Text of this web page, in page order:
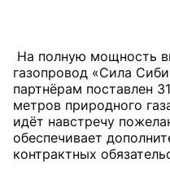
На полную мощность
газопровод «Сила
партнёрам поставлен
метров природного
идёт навстречу
обеспечивает
контрактных